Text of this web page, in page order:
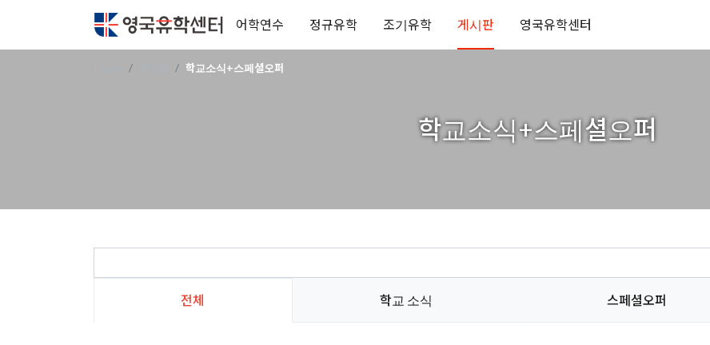
어학연수 정규유학 조기유학 게시판 영국유학센터
학교소식+스페셜오퍼
학교소식+스페셜오퍼
전체 학교 소식 스페셜오퍼